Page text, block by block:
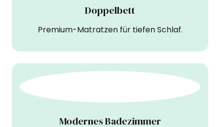
Doppelbett
Premium-Matratzen für tiefen Schlaf.
Modernes Badezimmer